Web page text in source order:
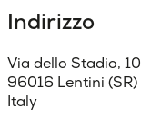
Indirizzo
Via dello Stadio, 10
96016 Lentini (SR)
Italy